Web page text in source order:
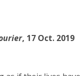
, 17 Oct. 2019